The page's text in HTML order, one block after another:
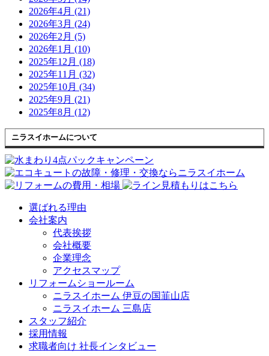
2026年4月 (21)
2026年3月 (24)
2026年2月 (5)
2026年1月 (10)
2025年12月 (18)
2025年11月 (32)
2025年10月 (34)
2025年9月 (21)
2025年8月 (12)
ニラスイホームについて
選ばれる理由
会社案内
代表挨拶
会社概要
企業理念
アクセスマップ
リフォームショールーム
ニラスイホーム 伊豆の国韮山店
ニラスイホーム 三島店
スタッフ紹介
採用情報
求職者向け 社長インタビュー